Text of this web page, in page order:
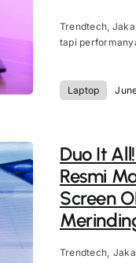
Trendtech,
tapi
Laptop
Duo It
Resmi
Screen
Trendtech,